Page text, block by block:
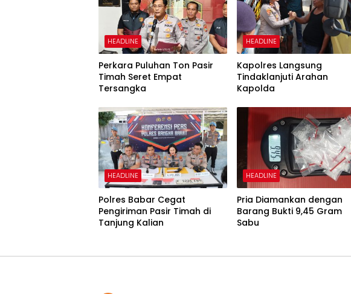
HEADLINE
Perkara Puluhan Ton Pasir
Timah Seret Empat
Tersangka
HEADLINE
Kapolres Langsung
Tindaklanjuti Arahan
Kapolda
HEADLINE
Polres Babar Cegat
Pengiriman Pasir Timah di
Tanjung Kalian
HEADLINE
Pria Diamankan dengan
Barang Bukti 9,45 Gram
Sabu